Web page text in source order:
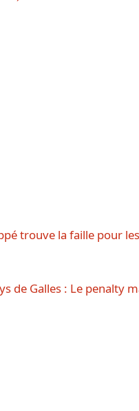
trouve la faille pour
de Galles : Le penalty